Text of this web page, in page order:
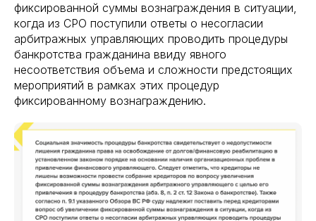
фиксированной суммы вознаграждения в ситуации,
когда из СРО поступили ответы о несогласии
арбитражных управляющих проводить процедуры
банкротства гражданина ввиду явного
несоответствия объема и сложности предстоящих
мероприятий в рамках этих процедур
фиксированному вознаграждению.